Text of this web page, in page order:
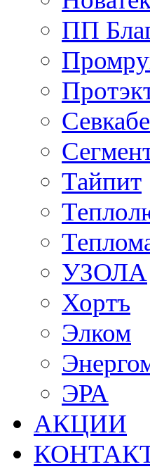
ПП
Тайпит
УЗОЛА
Хортъ
Элком
ЭРА
АКЦИИ